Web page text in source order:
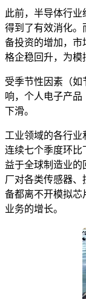
此前，半导体行
得到了有效消化。
备投资的增加，市
格企稳回升，为模
受季节性因素（
响，个人电子产
下滑。
工业领域的各行业
连续七个季度环比
益于全球制造业的
厂对各类传感器
备都离不开模拟芯
业务的增长。